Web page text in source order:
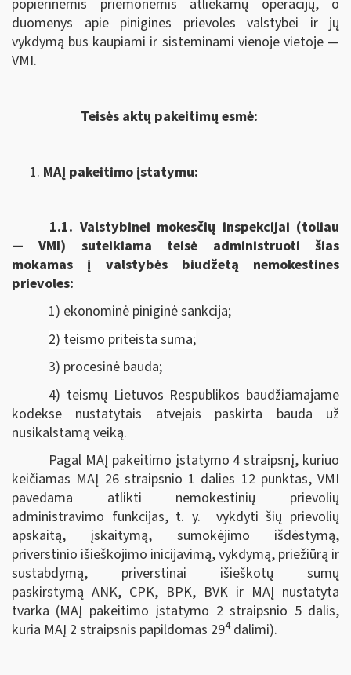
popierinėmis priemonėmis atliekamų operacijų, o
duomenys apie pinigines prievoles valstybei ir jų
vykdymą bus kaupiami ir sisteminami vienoje vietoje —
VMI.
Teisės aktų pakeitimų esmė:
MAĮ pakeitimo įstatymu:
1.1. Valstybinei mokesčių inspekcijai (toliau
— VMI) suteikiama
teisė administruoti šias
mokamas į valstybės biudžetą nemokestines
prievoles:
1) ekonominė piniginė sankcija;
2) teismo priteista suma;
3) procesinė bauda;
4) teismų Lietuvos Respublikos baudžiamajame
kodekse nustatytais atvejais paskirta bauda už
nusikalstamą veiką.
Pagal MAĮ pakeitimo įstatymo 4 straipsnį, kuriuo
keičiamas MAĮ 26 straipsnio 1 dalies 12 punktas, VMI
pavedama atlikti nemokestinių prievolių
administravimo funkcijas, t. y. vykdyti šių prievolių
apskaitą, įskaitymą, sumokėjimo išdėstymą,
priverstinio išieškojimo inicijavimą, vykdymą, priežiūrą ir
sustabdymą, priverstinai išieškotų sumų
paskirstymą ANK, CPK, BPK, BVK ir MAĮ nustatyta
tvarka (MAĮ pakeitimo įstatymo 2 straipsnio 5 dalis,
kuria MAĮ 2 straipsnis papildomas 294dalimi).